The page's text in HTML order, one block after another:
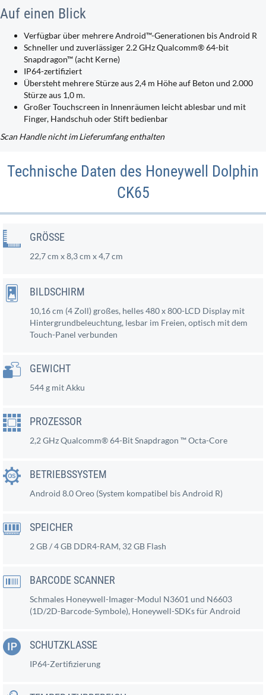
Auf einen Blick
Verfügbar über mehrere Android™-Generationen bis Android R
Schneller und zuverlässiger 2.2 GHz Qualcomm® 64-bit
Snapdragon™ (acht Kerne)
IP64-zertifiziert
Übersteht mehrere Stürze aus 2,4 m Höhe auf Beton und 2.000
Stürze aus 1,0 m.
Großer Touchscreen in Innenräumen leicht ablesbar und mit
Finger, Handschuh oder Stift bedienbar
Scan Handle nicht im Lieferumfang enthalten
Technische Daten des Honeywell Dolphin
CK65
GRÖSSE
22,7 cm x 8,3 cm x 4,7 cm
BILDSCHIRM
10,16 cm (4 Zoll) großes, helles 480 x 800-LCD Display mit
Hintergrundbeleuchtung, lesbar im Freien, optisch mit dem
Touch-Panel verbunden
GEWICHT
544 g mit Akku
PROZESSOR
2,2 GHz Qualcomm® 64-Bit Snapdragon ™ Octa-Core
BETRIEBSSYSTEM
Android 8.0 Oreo (System kompatibel bis Android R)
SPEICHER
2 GB / 4 GB DDR4-RAM, 32 GB Flash
BARCODE SCANNER
Schmales Honeywell-Imager-Modul N3601 und N6603
(1D/2D-Barcode-Symbole), Honeywell-SDKs für Android
SCHUTZKLASSE
IP64-Zertifizierung